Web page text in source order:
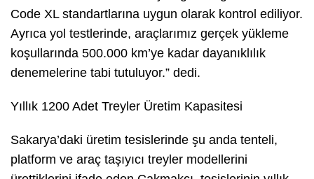
Code XL standartlarına uygun olarak kontrol ediliyor.
Ayrıca yol testlerinde, araçlarımız gerçek yükleme
koşullarında 500.000 km’ye kadar dayanıklılık
denemelerine tabi tutuluyor.” dedi.
Yıllık 1200 Adet Treyler Üretim Kapasitesi
Sakarya’daki üretim tesislerinde şu anda tenteli,
platform ve araç taşıyıcı treyler modellerini